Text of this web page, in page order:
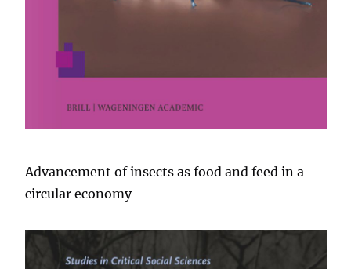
Advancement of insects as food and feed in a
circular economy